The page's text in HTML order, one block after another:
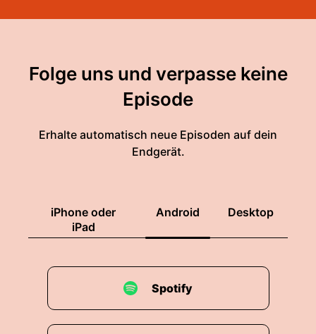
Folge uns und verpasse keine
Episode
Erhalte automatisch neue Episoden auf dein
Endgerät.
iPhone oder
iPad
Android Desktop
Spotify